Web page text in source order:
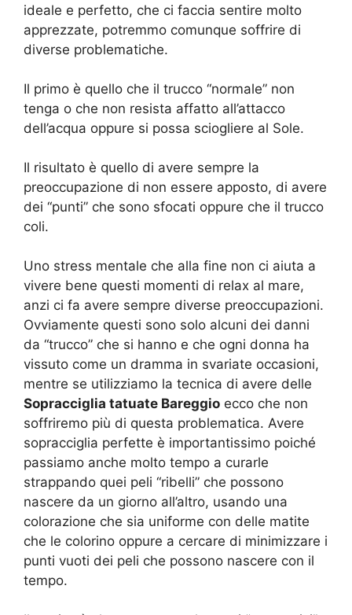
ideale e perfetto, che ci faccia sentire molto
apprezzate, potremmo comunque soffrire di
diverse problematiche.
Il primo è quello che il trucco “normale” non
tenga o che non resista affatto all’attacco
dell’acqua oppure si possa sciogliere al Sole.
Il risultato è quello di avere sempre la
preoccupazione di non essere apposto, di avere
dei “punti” che sono sfocati oppure che il trucco
coli.
Uno stress mentale che alla fine non ci aiuta a
vivere bene questi momenti di relax al mare,
anzi ci fa avere sempre diverse preoccupazioni.
Ovviamente questi sono solo alcuni dei danni
da “trucco” che si hanno e che ogni donna ha
vissuto come un dramma in svariate occasioni,
mentre se utilizziamo la tecnica di avere delle
Sopracciglia tatuate Bareggio ecco che non
soffriremo più di questa problematica. Avere
sopracciglia perfette è importantissimo poiché
passiamo anche molto tempo a curarle
strappando quei peli “ribelli” che possono
nascere da un giorno all’altro, usando una
colorazione che sia uniforme con delle matite
che le colorino oppure a cercare di minimizzare i
punti vuoti dei peli che possono nascere con il
tempo.